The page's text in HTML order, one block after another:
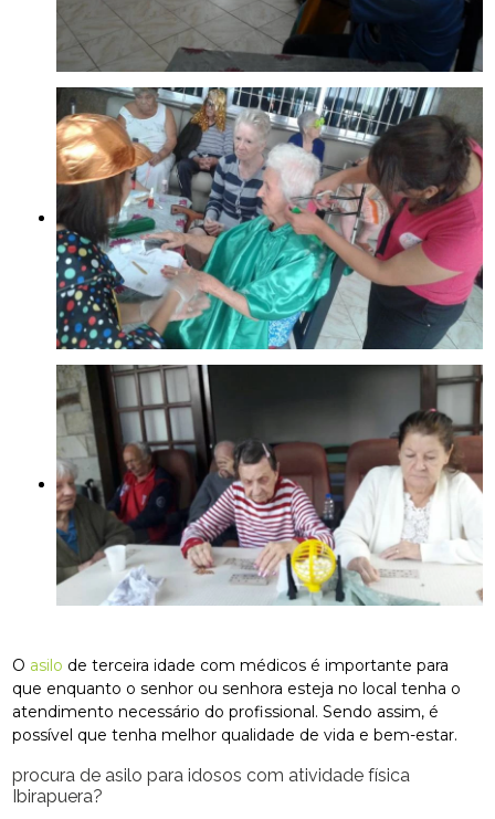
O asilo de terceira idade com médicos é importante para
que enquanto o senhor ou senhora esteja no local tenha o
atendimento necessário do profissional. Sendo assim, é
possível que tenha melhor qualidade de vida e bem-estar.
procura de asilo para idosos com atividade física
Ibirapuera?